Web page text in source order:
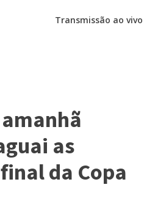
Transmissão ao vivo
as
da Copa